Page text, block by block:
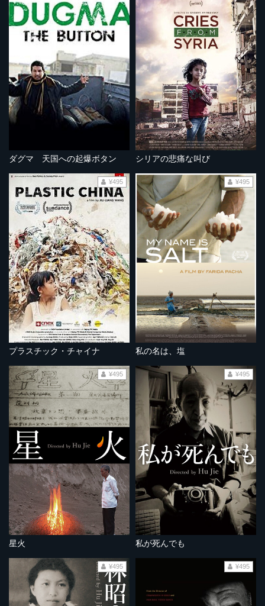
ダグマ 天国への起爆ボタン シリアの悲痛な叫び
プラスチック・チャイナ
¥495
私の名は、塩
¥495
星火
¥495
私が死んでも
¥495
¥495 ¥495